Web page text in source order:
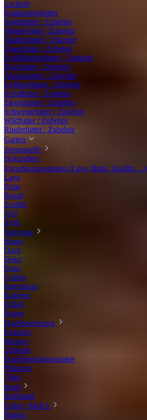
Leckerli
Ergänzungsfutter
Vogelfutter / Zubehör
Wintervögel / Zubehör
Taubenfutter / Zubehör
Nagerfutter / Zubehör
Schildkrötenfutter / Zubehör
Fischfutter / Zubehör
Alpakafutter / Zubehör
Geflügelfutter / Zubehör
Schaffutter / Zubehör
Ziegenfutter / Zubehör
Schweinefutter / Zubehör
Wildfutter / Zubehör
Rinderfutter / Zubehör
Garten
Brennstoffe
Holzpellets
Einzelkomponenten (Lava, Bims, Zeolith, ...)
Lava
Bims
Basalt
Zeolith
Tuff
Xylit
Substrate
Baum
Dach
Deko
Farm
Grillen
Innenraum
Kakteen
Kübel
Rasen
Dachbegrünung
Extensiv
Intensiv
Zubehör
Dachbegrünungspaket
Pflanzen
Vlies
Sand
Spielsand
Erden / Mulch
Manna